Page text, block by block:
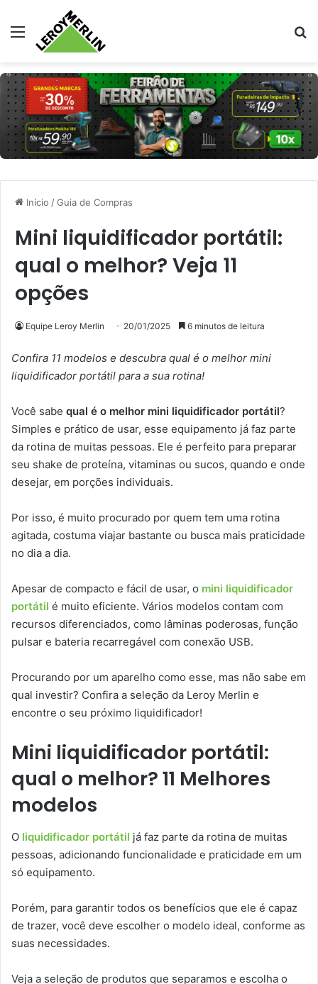
Menu
Início /Guia de Compras
Mini liquidificador portátil:
qual o melhor? Veja 11
opções
Equipe Leroy Merlin 20/01/2025 6 minutos de leitura
Confira 11 modelos e descubra qual é o melhor mini
liquidificador portátil para a sua rotina!
Você sabe qual é o melhor mini liquidificador portátil?
Simples e prático de usar, esse equipamento já faz parte
da rotina de muitas pessoas. Ele é perfeito para preparar
seu shake de proteína, vitaminas ou sucos, quando e onde
desejar, em porções individuais.
Por isso, é muito procurado por quem tem uma rotina
agitada, costuma viajar bastante ou busca mais praticidade
no dia a dia.
Apesar de compacto e fácil de usar, o mini liquidificador
portátil é muito eficiente. Vários modelos contam com
recursos diferenciados, como lâminas poderosas, função
pulsar e bateria recarregável com conexão USB.
Procurando por um aparelho como esse, mas não sabe em
qual investir? Confira a seleção da Leroy Merlin e
encontre o seu próximo liquidificador!
Mini liquidificador portátil:
qual o melhor? 11 Melhores
modelos
O liquidificador portátil já faz parte da rotina de muitas
pessoas, adicionando funcionalidade e praticidade em um
só equipamento.
Porém, para garantir todos os benefícios que ele é capaz
de trazer, você deve escolher o modelo ideal, conforme as
suas necessidades.
Veja a seleção de produtos que separamos e escolha o